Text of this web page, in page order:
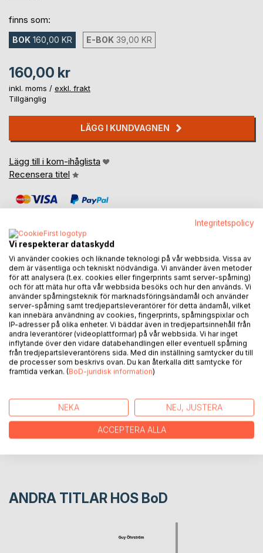
finns som:
BOK 160,00 KR E-BOK 39,00 KR
160,00 kr
inkl. moms / exkl. frakt
Tillgänglig
LÄGG I KUNDVAGNEN
Lägg till i kom-ihåglista
Recensera titel
BESKRIVNING
Det viktigaste inom runvetenskapen finns med här.
Beräkningarna är byggda på historisk tradition som ger en
helhetsbild som är ett bra underlag för vidare studier.
FÖRFATTARE
RECENSIONER
ANDRA TITLAR HOS BoD
Integritetspolicy
Vi respekterar dataskydd
Vi använder cookies och liknande teknologi på vår webbsida. Vissa av
dem är väsentliga och tekniskt nödvändiga. Vi använder även metoder
för att analysera (t.ex. cookies eller fingerprints samt server-spårning)
och för att mäta hur ofta vår webbsida besöks och hur den används. Vi
använder spårningsteknik för marknadsföringsändamål och använder
server-spårning samt tredjepartsleverantörer för detta ändamål, vilket
kan innebära användning av cookies, fingerprints, spårningspixlar och
IP-adresser på olika enheter. Vi bäddar även in tredjepartsinnehåll från
andra leverantörer (videoplattformar) på vår webbsida. Vi har inget
inflytande över den vidare databehandlingen eller eventuell spårning
från tredjepartsleverantörens sida. Med din inställning samtycker du till
de processer som beskrivs ovan. Du kan återkalla ditt samtycke för
framtida verkan. (BoD-juridisk information)
NEKA NEJ, JUSTERA
ACCEPTERA ALLA